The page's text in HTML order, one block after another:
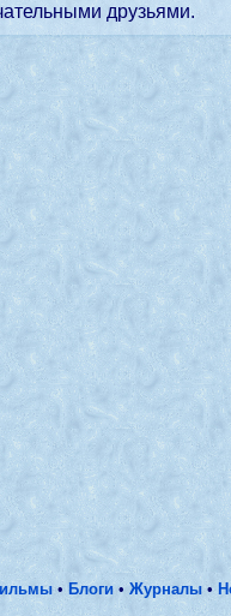
друзьями.
• Блоги•Журналы•